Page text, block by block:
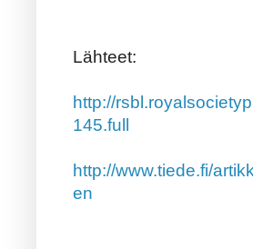
Lähteet:
http://
145.full
http://www.tiede.fi/
en